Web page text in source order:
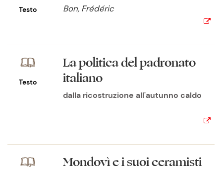
Testo Bon, Frédéric
Testo
La politica del padronato
italiano
dalla ricostruzione all'autunno caldo
Mondovì e i suoi ceramisti